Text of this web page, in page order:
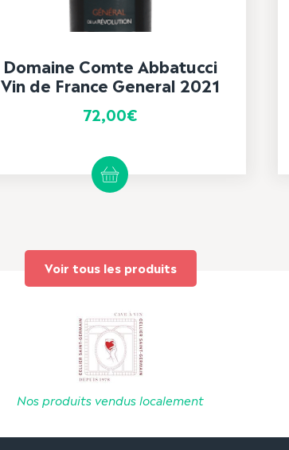
Domaine Comte Abbatucci
Vin de France General 2021
72,00€
Voir tous les produits
Nos produits vendus localement